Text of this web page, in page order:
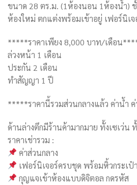
ขนาด 28 ตร.ม. (1ห้องนอน 1ห้องน้ำ)
ห้องใหม่ ตกแต่งพร้อมเข้าอยู่ เฟอร์นิเ
*****ราคาเพียง 8,000 บาท/เดือน
ล่วงหน้า 1 เดือน
ประกัน 2 เดือน
ทำสัญญา 1 ปี
*****ราคานี้รวมส่วนกลางแล้ว ค่าน้ำ
ด้านล่างตึกมีร้านค้ามากมาย ทั้งเซเว่น
ราคาเช่ารวม :
ค่าส่วนกลาง
เฟอร์นิเจอร์ครบชุด พร้อมหิ้วกระเป๋
กุญแจเข้าห้องแบบดิจิตอล กดรหัส